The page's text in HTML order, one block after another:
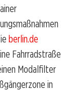
berlin.de
Fahrradstraße
Modalfilter
in